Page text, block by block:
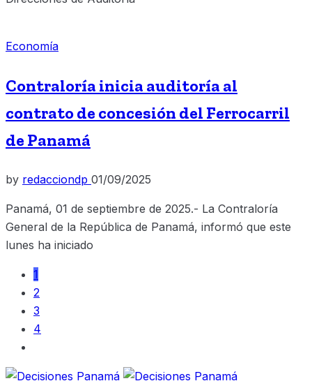
Economía
Contraloría inicia auditoría al
contrato de concesión del Ferrocarril
de Panamá
by redacciondp 01/09/2025
Panamá, 01 de septiembre de 2025.- La Contraloría
General de la República de Panamá, informó que este
lunes ha iniciado
1
2
3
4